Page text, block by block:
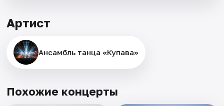
Артист
Ансамбль танца «Купава»
Похожие концерты